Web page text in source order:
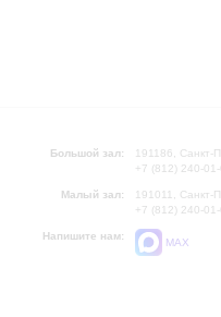
Большой зал:
191186, Санкт-
+7 (812) 240-
Малый зал:
191011, Санкт-
+7 (812) 240-
Напишите нам:
MAX